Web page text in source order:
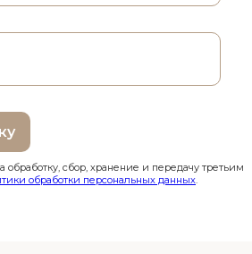
сбор, хранение и передачу третьим
обработки персональных данных.